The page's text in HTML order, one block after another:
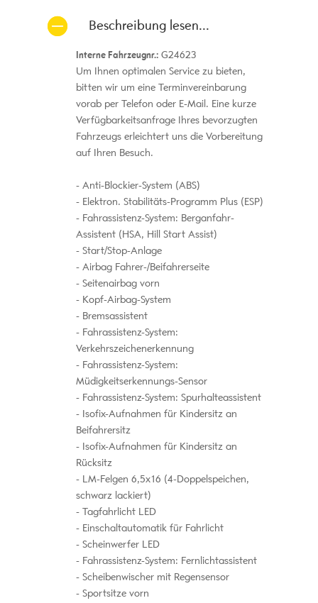
Beschreibung lesen...
Interne Fahrzeugnr.:G24623
Um Ihnen optimalen Service zu bieten,
bitten wir um eine Terminvereinbarung
vorab per Telefon oder E-Mail. Eine kurze
Verfügbarkeitsanfrage Ihres bevorzugten
Fahrzeugs erleichtert uns die Vorbereitung
auf Ihren Besuch.
Anti-Blockier-System (ABS)
Elektron. Stabilitäts-Programm Plus (ESP)
Fahrassistenz-System: Berganfahr-
Assistent (HSA, Hill Start Assist)
Start/Stop-Anlage
Airbag Fahrer-/Beifahrerseite
Seitenairbag vorn
Kopf-Airbag-System
Bremsassistent
Fahrassistenz-System:
Verkehrszeichenerkennung
Fahrassistenz-System:
Müdigkeitserkennungs-Sensor
Fahrassistenz-System: Spurhalteassistent
Isofix-Aufnahmen für Kindersitz an
Beifahrersitz
Isofix-Aufnahmen für Kindersitz an
Rücksitz
LM-Felgen 6,5x16 (4-Doppelspeichen,
schwarz lackiert)
Tagfahrlicht LED
Einschaltautomatik für Fahrlicht
Scheinwerfer LED
Fahrassistenz-System: Fernlichtassistent
Scheibenwischer mit Regensensor
Sportsitze vorn